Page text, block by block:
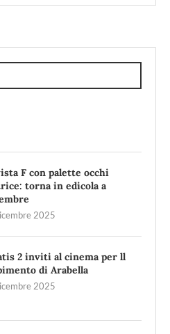
F con palette occhi
torna in edicola a
2025
2 inviti al cinema per ll
di Arabella
2025